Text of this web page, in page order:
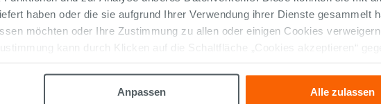
haben oder die sie aufgrund Ihrer Verwendung ihrer Dienste gesammelt
möchten oder Ihre Zustimmung zu allen oder einigen Cookies
kann durch Klicken auf die Schaltfläche „Cookies akzeptieren“
Anpassen
Alle zulassen